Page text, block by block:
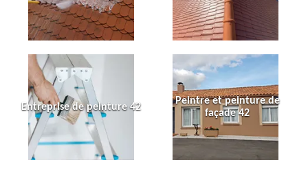
Entreprise de peinture 42
Peintre et peinture de
façade 42